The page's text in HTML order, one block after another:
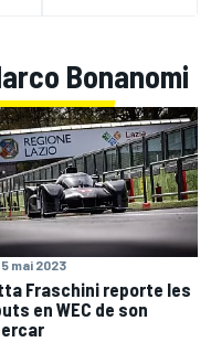
Bonanomi
5 mai 2023
Fraschini reporte les
en WEC de son